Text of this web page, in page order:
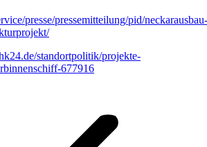
presse/pressemitteilung/pid/neckarausbau-
standortpolitik/projekte-
677916